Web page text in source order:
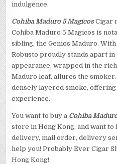
indulgence.
Cohiba Maduro 5 MagicosCigar
Cohiba Maduro 5 Magicos is
sibling, the Genios Maduro.
Robusto proudly stands apart
appearance, wrapped in the
Maduro leaf, allures the
densely layered smoke,
experience.
You want to buy a Cohiba
store in Hong Kong, and want
delivery, mail order, delivery
help you! Probably Ever Cigar
Hong Kong!